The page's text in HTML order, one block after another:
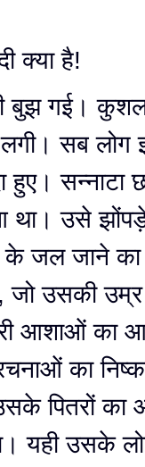
क्या है!
बुझ गई।
सब लोग
हुए। सन्नाटा
था। उसे
जल जाने का
जो उसकी
आशाओं का
का
पितरों
यही उसके